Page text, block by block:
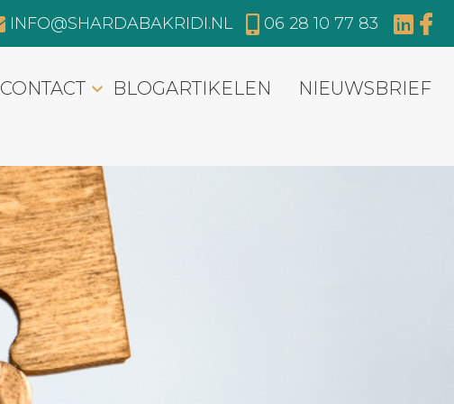
INFO@SHARDABAKRIDI.NL 06 28 10 77 83
CONTACT BLOGARTIKELEN NIEUWSBRIEF